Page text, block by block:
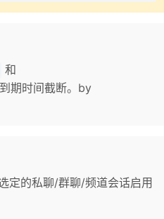
和
期时间截断。by
定的私聊/群聊/频道会话启用